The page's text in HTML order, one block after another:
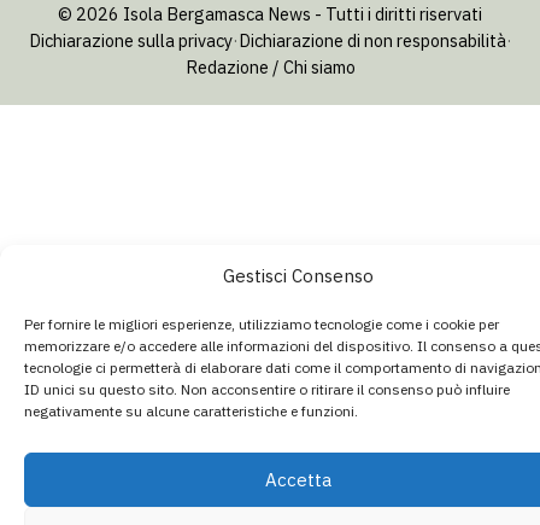
Gestisci Consenso
Per fornire le migliori esperienze, utilizziamo tecnologie come i cookie per
memorizzare e/o accedere alle informazioni del dispositivo. Il consenso a
tecnologie ci permetterà di elaborare dati come il comportamento di
ID unici su questo sito. Non acconsentire o ritirare il consenso può influire
negativamente su alcune caratteristiche e funzioni.
Accetta
© 2026 Isola Bergamasca News - Tutti i diritti riservati
Dichiarazione sulla privacy·Dichiarazione di non responsabilità·
Redazione / Chi siamo